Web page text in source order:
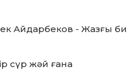
Айдарбеков - Жазғы би
сүр жәй ғана